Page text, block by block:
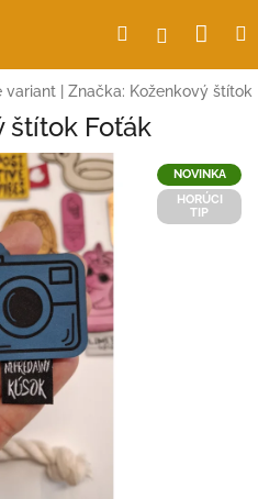
Hľadať
variant Značka: Koženkový štítok
štítok Foťák
NOVINKA
HORÚCI
TIP